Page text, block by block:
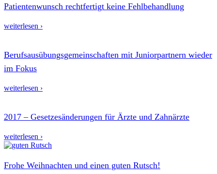
Patientenwunsch rechtfertigt keine Fehlbehandlung
weiterlesen ›
Berufsausübungsgemeinschaften mit Juniorpartnern wieder
im Fokus
weiterlesen ›
2017 – Gesetzesänderungen für Ärzte und Zahnärzte
weiterlesen ›
Frohe Weihnachten und einen guten Rutsch!